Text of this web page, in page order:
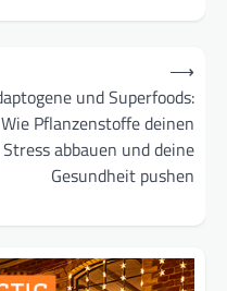
und Superfoods:
Wie Pflanzenstoffe deinen
Stress abbauen und deine
Gesundheit pushen
⟶